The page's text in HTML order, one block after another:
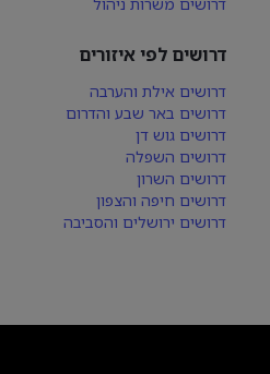
דרושים לפי איזורים
דרושים אילת והערבה
דרושים באר שבע והדרום
דרושים גוש דן
דרושים השפלה
דרושים השרון
דרושים חיפה והצפון
דרושים ירושלים והסביבה